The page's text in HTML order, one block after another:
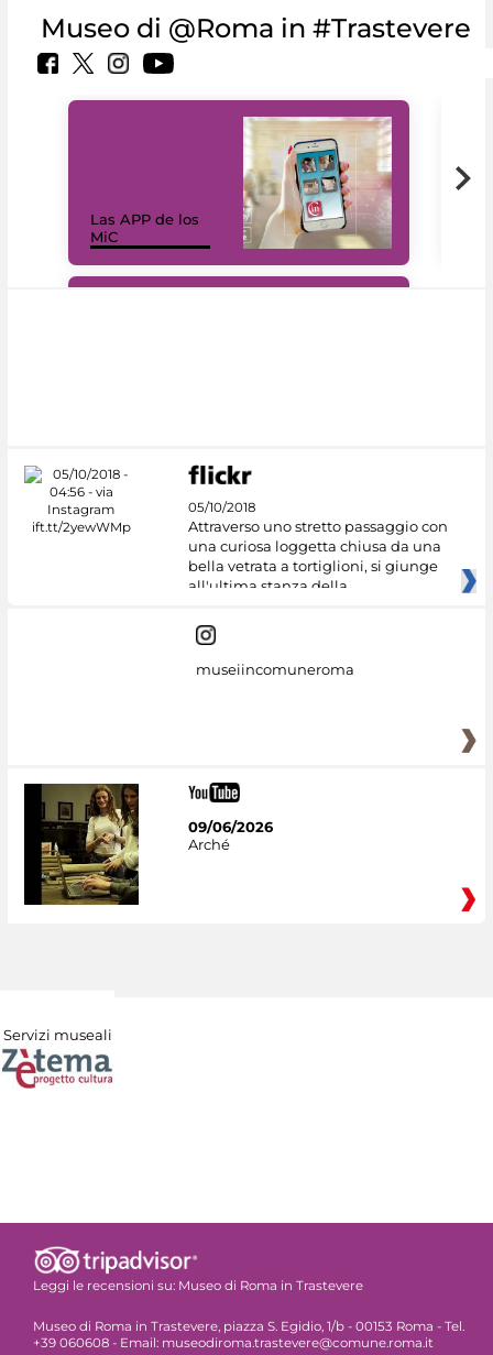
Museo di @Roma in #Trastevere
Las APP de los
MiC
05/10/2018
Attraverso uno stretto passaggio con
una curiosa loggetta chiusa da una
bella vetrata a tortiglioni, si giunge
all'ultima stanza della
museiincomuneroma
09/06/2026
Arché
Servizi museali
Leggi le recensioni su: Museo di Roma in Trastevere
Museo di Roma in Trastevere, piazza S. Egidio, 1/b - 00153 Roma - Tel.
+39 060608 - Email: museodiroma.trastevere@comune.roma.it